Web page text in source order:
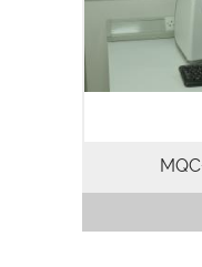
品开发的重
出台法规限制
传统食品需
为食品行业